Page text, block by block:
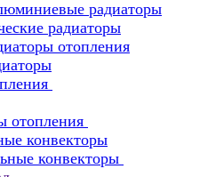
радиаторы
радиаторы
отопления
отопления
конвекторы
конвекторы